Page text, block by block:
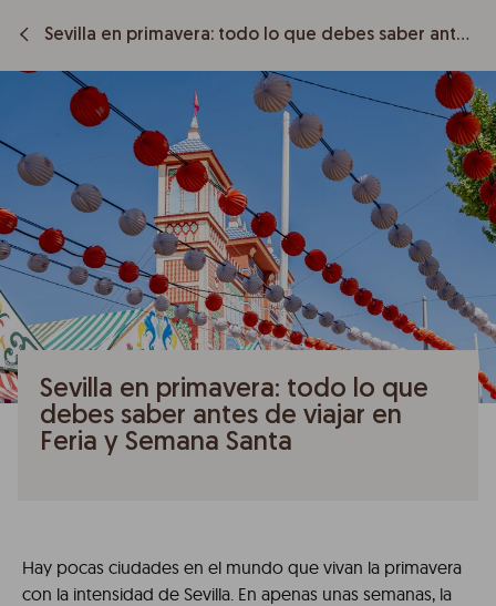
Sevilla en primavera: todo lo que debes saber antes de viajar en Feria y Semana Santa
Sevilla en primavera: todo lo que
debes saber antes de viajar en
Feria y Semana Santa
Hay pocas ciudades en el mundo que vivan la primavera
con la intensidad de Sevilla. En apenas unas semanas, la